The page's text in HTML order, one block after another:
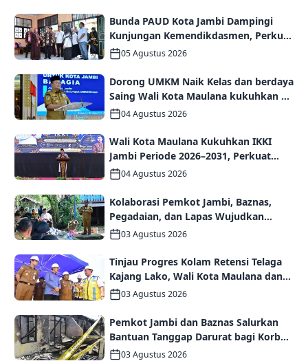
Bunda PAUD Kota Jambi Dampingi
Kunjungan Kemendikdasmen, Perkuat
Kolaborasi Wujudkan PAUD
Berkualitas dan Generasi Emas 2045
05 Agustus 2026
Dorong UMKM Naik Kelas dan berdaya
Saing Wali Kota Maulana kukuhkan 35
kelompok UMKM Binaan
04 Agustus 2026
Wali Kota Maulana Kukuhkan IKKI
Jambi Periode 2026–2031, Perkuat
Persaudaraan dan Kolaborasi dalam
Keberagaman
04 Agustus 2026
Kolaborasi Pemkot Jambi, Baznas,
Pegadaian, dan Lapas Wujudkan
Rumah Layak Huni bagi Warga Kurang
03 Agustus 2026
Tinjau Progres Kolam Retensi Telaga
Kajang Lako, Wali Kota Maulana dan
Komisi V DPR RI Optimistis Kota Jambi
Semakin Dekat Bebas Banjir
03 Agustus 2026
Pemkot Jambi dan Baznas Salurkan
Bantuan Tanggap Darurat bagi Korban
Kebakaran Asrama Polda Jambi
03 Agustus 2026